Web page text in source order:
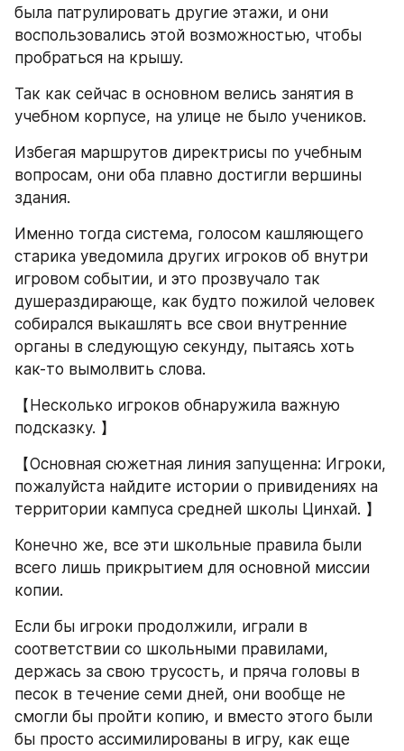
была патрулировать другие этажи, и они
воспользовались этой возможностью, чтобы
пробраться на крышу.
Так как сейчас в основном велись занятия в
учебном корпусе, на улице не было учеников.
Избегая маршрутов директрисы по учебным
вопросам, они оба плавно достигли вершины
здания.
Именно тогда система, голосом кашляющего
старика уведомила других игроков об внутри
игровом событии, и это прозвучало так
душераздирающе, как будто пожилой человек
собирался выкашлять все свои внутренние
органы в следующую секунду, пытаясь хоть
как-то вымолвить слова.
【Несколько игроков обнаружила важную
подсказку. 】
【Основная сюжетная линия запущенна: Игроки,
пожалуйста найдите истории о привидениях на
территории кампуса средней школы Цинхай. 】
Конечно же, все эти школьные правила были
всего лишь прикрытием для основной миссии
копии.
Если бы игроки продолжили, играли в
соответствии со школьными правилами,
держась за свою трусость, и пряча головы в
песок в течение семи дней, они вообще не
смогли бы пройти копию, и вместо этого были
бы просто ассимилированы в игру, как еще